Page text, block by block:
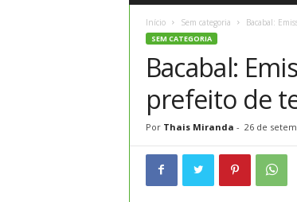
Início Sem categoria Bacabal:
SEM CATEGORIA
Bacabal:
prefeito de
Por Thais Miranda - 26 de